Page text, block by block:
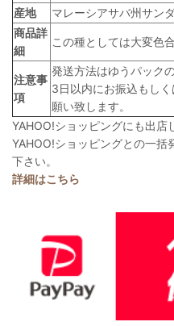
産地
マレーシアサバ州サン
商品詳
細
この種としては大変色
注意事
項
発送方法はゆうパック
3日以内にお振込もし
願い致します。
YAHOO!ショッピングにも出店
YAHOO!ショッピングとの一括
下さい。
詳細はこちら